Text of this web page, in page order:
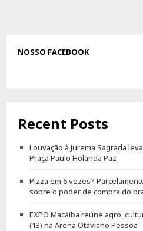
NOSSO FACEBOOK
Recent Posts
Louvação à Jurema Sagrada
Praça Paulo Holanda Paz
Pizza em 6 vezes?
sobre o poder de compra do
EXPO Macaíba reúne agro,
(13) na Arena Otaviano Pessoa